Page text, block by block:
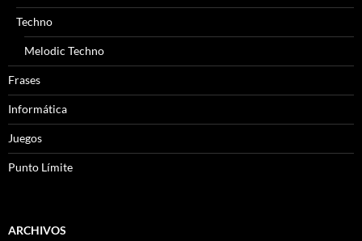
Techno
Melodic Techno
Frases
Informática
Juegos
Punto Límite
ARCHIVOS